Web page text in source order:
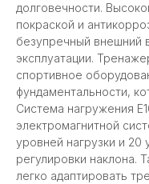
долговечности.
покраской и
безупречный внешний
эксплуатации.
спортивное
фундаментальности,
Система нагружения
электромагнитной
уровней нагрузки и 20
регулировки наклона.
легко адаптировать